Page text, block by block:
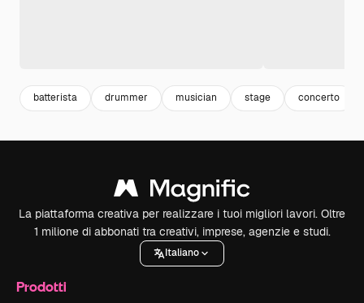
batterista drummer musician stage concerto
La piattaforma creativa per realizzare i tuoi migliori lavori. Oltre
1 milione di abbonati tra creativi, imprese, agenzie e studi.
Italiano
Prodotti